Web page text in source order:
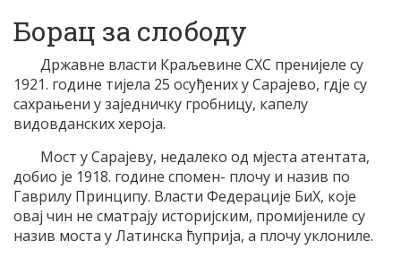
Борац за слободу
Државне власти Краљевине СХС пренијеле су
1921. године тијела 25 осуђених у Сарајево, гдје су
сахрањени у заједничку гробницу, капелу
видовданских хероја.
Мост у Сарајеву, недалеко од мјеста атентата,
добио је 1918. године спомен- плочу и назив по
Гаврилу Принципу. Власти Федерације БиХ, које
овај чин не сматрају историјским, промијениле су
назив моста у Латинска ћуприја, а плочу уклониле.